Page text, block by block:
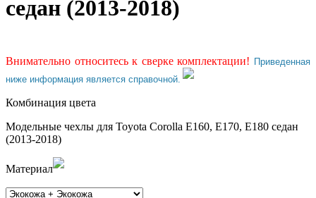
седан (2013-2018)
Внимательно относитесь к сверке комплектации! Приведенная
ниже информация является справочной.
Комбинация цвета
Модельные чехлы для Toyota Corolla E160, E170, E180 седан
(2013-2018)
Материал